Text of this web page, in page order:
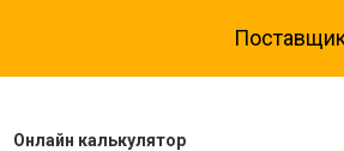
Онлайн калькулятор